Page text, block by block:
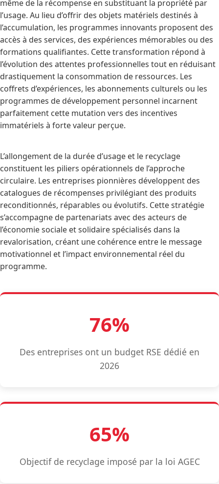
même de la récompense en substituant la propriété par
l’usage. Au lieu d’offrir des objets matériels destinés à
l’accumulation, les programmes innovants proposent des
accès à des services, des expériences mémorables ou des
formations qualifiantes. Cette transformation répond à
l’évolution des attentes professionnelles tout en réduisant
drastiquement la consommation de ressources. Les
coffrets d’expériences, les abonnements culturels ou les
programmes de développement personnel incarnent
parfaitement cette mutation vers des incentives
immatériels à forte valeur perçue.
L’allongement de la durée d’usage et le recyclage
constituent les piliers opérationnels de l’approche
circulaire. Les entreprises pionnières développent des
catalogues de récompenses privilégiant des produits
reconditionnés, réparables ou évolutifs. Cette stratégie
s’accompagne de partenariats avec des acteurs de
l’économie sociale et solidaire spécialisés dans la
revalorisation, créant une cohérence entre le message
motivationnel et l’impact environnemental réel du
programme.
76%
Des entreprises ont un budget RSE dédié en
2026
65%
Objectif de recyclage imposé par la loi AGEC